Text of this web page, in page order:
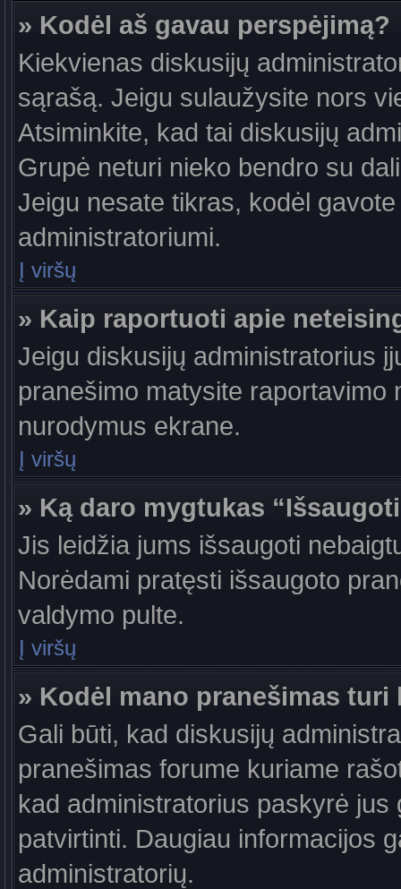
» Kodėl aš gavau perspėjimą?
Kiekvienas diskusijų
sąrašą. Jeigu sulaužysite nors
Atsiminkite, kad tai diskusijų
Grupė neturi nieko bendro su
Jeigu nesate tikras, kodėl
administratoriumi.
Į viršų
» Kaip raportuoti apie
Jeigu diskusijų administratorius
pranešimo matysite
nurodymus ekrane.
Į viršų
» Ką daro mygtukas
Jis leidžia jums išsaugoti
Norėdami pratęsti išsaugoto
valdymo pulte.
Į viršų
» Kodėl mano pranešimas
Gali būti, kad diskusijų
pranešimas forume kuriame
kad administratorius paskyrė
patvirtinti. Daugiau informacijos
administratorių.